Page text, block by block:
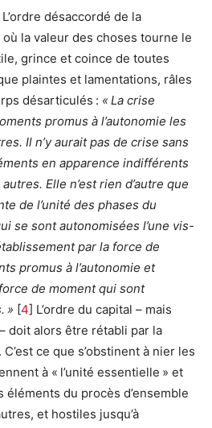
désaccordé de la
la valeur des choses tourne le
grince et coince de toutes
plaintes et lamentations, râles
désarticulés : « La crise
promus à l’autonomie les
Il n’y aurait pas de crise sans
en apparence indifférents
Elle n’est rien d’autre que
de l’unité des phases du
se sont autonomisées l’une vis-
par la force de
promus à l’autonomie et
de moment qui sont
» [4] L’ordre du capital – mais
doit alors être rétabli par la
ce que s’obstinent à nier les
à « l’unité essentielle » et
du procès d’ensemble
et hostiles jusqu’à